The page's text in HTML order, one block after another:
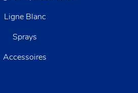
Ligne Blanc
Sprays
Accessoires